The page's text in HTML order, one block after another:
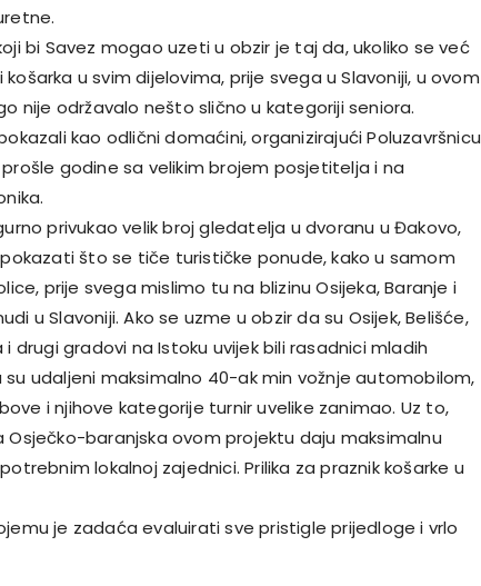
bi Savez mogao uzeti u obzir je taj da, ukoliko se već
u svim dijelovima, prije svega u Slavoniji, u ovom
nije održavalo nešto slično u kategoriji seniora.
kao odlični domaćini, organizirajući Poluzavršnicu
godine sa velikim brojem posjetitelja i na
privukao velik broj gledatelja u dvoranu u Đakovo,
što se tiče turističke ponude, kako u samom
prije svega mislimo tu na blizinu Osijeka, Baranje i
u Slavoniji. Ako se uzme u obzir da su Osijek, Belišće,
i drugi gradovi na Istoku uvijek bili rasadnici mladih
udaljeni maksimalno 40-ak min vožnje automobilom,
i njihove kategorije turnir uvelike zanimao. Uz to,
Osječko-baranjska ovom projektu daju maksimalnu
lokalnoj zajednici. Prilika za praznik košarke u
je zadaća evaluirati sve pristigle prijedloge i vrlo